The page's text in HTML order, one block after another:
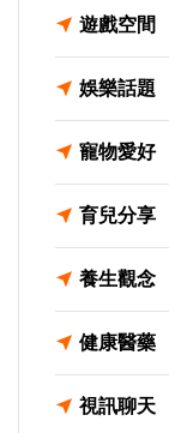
遊戲空間
娛樂話題
寵物愛好
育兒分享
養生觀念
健康醫藥
視訊聊天